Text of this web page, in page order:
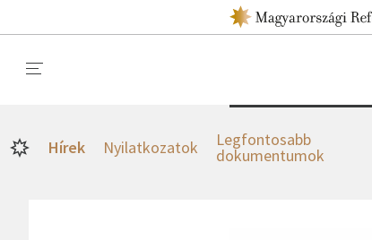
Hírek Nyilatkozatok Legfontosabb
dokumentumok